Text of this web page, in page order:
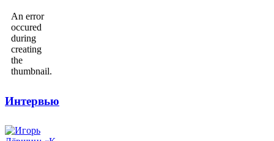
An error
occured
during
creating
the
thumbnail.
Интервью